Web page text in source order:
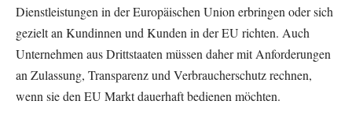
Dienstleistungen in der Europäischen Union erbringen oder sich
gezielt an Kundinnen und Kunden in der EU richten. Auch
Unternehmen aus Drittstaaten müssen daher mit Anforderungen
an Zulassung, Transparenz und Verbraucherschutz rechnen,
wenn sie den EU Markt dauerhaft bedienen möchten.